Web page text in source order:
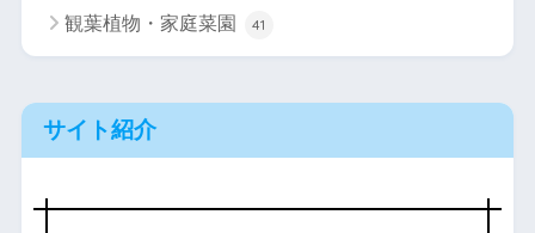
観葉植物・家庭菜園 41
サイト紹介